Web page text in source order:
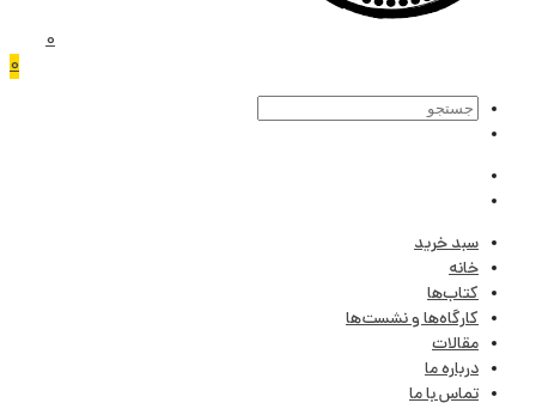
0
0
سبد خرید
خانه
کتاب‌ها
کارگاه‌ها و نشست‌ها
مقالات
درباره ما
تماس با ما